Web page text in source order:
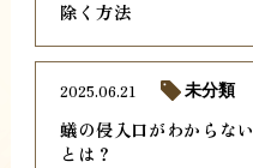
除く方法
蟻の侵入口がわからな
とは？
2025.06.21 未分類